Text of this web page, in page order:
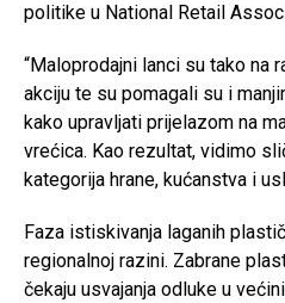
politike u National Retail
“Maloprodajni lanci su tako na
akciju te su pomagali su i
kako upravljati prijelazom na
vrećica. Kao rezultat, vidimo
kategorija hrane, kućanstva i
Faza istiskivanja laganih
regionalnoj razini. Zabrane
čekaju usvajanja odluke u